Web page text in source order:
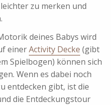
zu merken und
deines Babys wird
einerActivity Decke (gibt
Spielbogen) können sich
Wenn es dabei noch
entdecken gibt, ist die
die Entdeckungstour